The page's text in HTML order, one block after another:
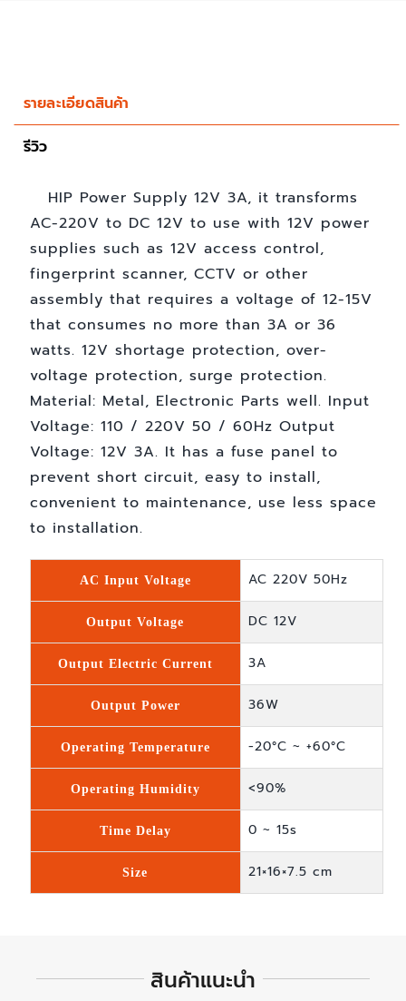
รายละเอียดสินค้า
รีวิว
HIP Power Supply 12V 3A, it transforms
AC-220V to DC 12V to use with 12V power
supplies such as 12V access control,
fingerprint scanner, CCTV or other
assembly that requires a voltage of 12-15V
that consumes no more than 3A or 36
watts. 12V shortage protection, over-
voltage protection, surge protection.
Material: Metal, Electronic Parts well. Input
Voltage: 110 / 220V 50 / 60Hz Output
Voltage: 12V 3A. It has a fuse panel to
prevent short circuit, easy to install,
convenient to maintenance, use less space
to installation.
AC Input Voltage AC 220V 50Hz
Output Voltage DC 12V
Output Electric Current 3A
Output Power 36W
Operating Temperature -20°C ~ +60°C
Operating Humidity <90%
Time Delay 0 ~ 15s
Size 21×16×7.5 cm
สินค้าแนะนำ